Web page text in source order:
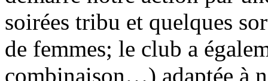
soirées tribu et quelques
de femmes; le club a
combinaison…) adaptée à